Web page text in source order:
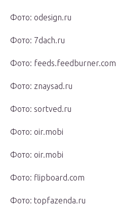
Фото: odesign.ru
Фото: 7dach.ru
Фото: feeds.feedburner.com
Фото: znaysad.ru
Фото: sortved.ru
Фото: oir.mobi
Фото: oir.mobi
Фото: flipboard.com
Фото: topfazenda.ru